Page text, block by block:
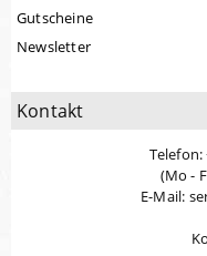
Gutscheine
Newsletter
Kontakt
Telefon:
(Mo -
E-Mail: